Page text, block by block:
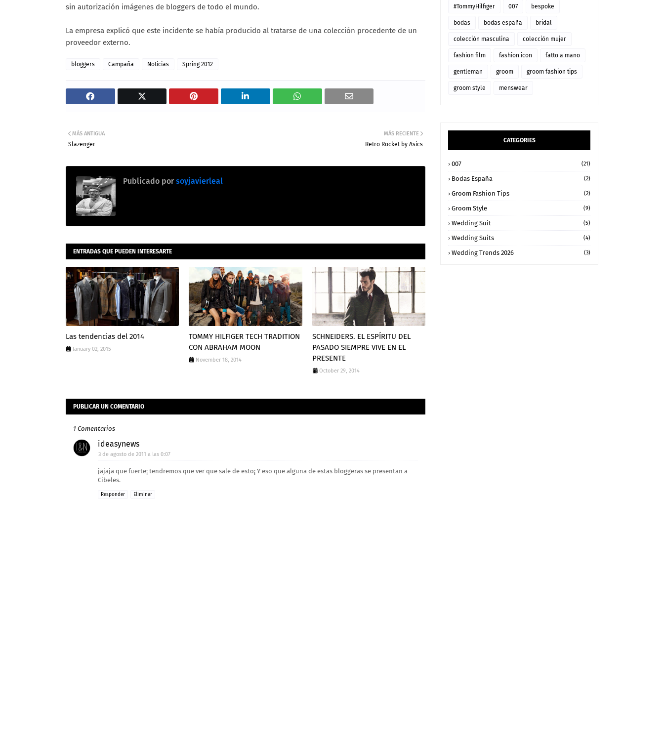
sin autorización imágenes de bloggers de todo el mundo.
La empresa explicó que este incidente se había producido al tratarse de una colección procedente de un
proveedor externo.
bloggers Campaña Noticias Spring 2012
MÁS RECIENTE
Retro Rocket by Asics
MÁS ANTIGUA
Slazenger
Publicado por soyjavierleal
ENTRADAS QUE PUEDEN INTERESARTE
Las tendencias del 2014
January 02, 2015
TOMMY HILFIGER TECH TRADITION
CON ABRAHAM MOON
November 18, 2014
SCHNEIDERS. EL ESPÍRITU DEL
PASADO SIEMPRE VIVE EN EL
PRESENTE
October 29, 2014
PUBLICAR UN COMENTARIO
1 Comentarios
ideasynews
3 de agosto de 2011 a las 0:07
jajaja que fuerte¡ tendremos que ver que sale de esto¡ Y eso que alguna de estas bloggeras se presentan a
Cibeles.
Responder Eliminar
#TommyHilfiger 007 bespoke
bodas bodas españa bridal
colección masculina colección mujer
fashion film fashion icon fatto a mano
gentleman groom groom fashion tips
groom style menswear
CATEGORIES
007 (21)
Bodas España (2)
Groom Fashion Tips (2)
Groom Style (9)
Wedding Suit (5)
Wedding Suits (4)
Wedding Trends 2026 (3)